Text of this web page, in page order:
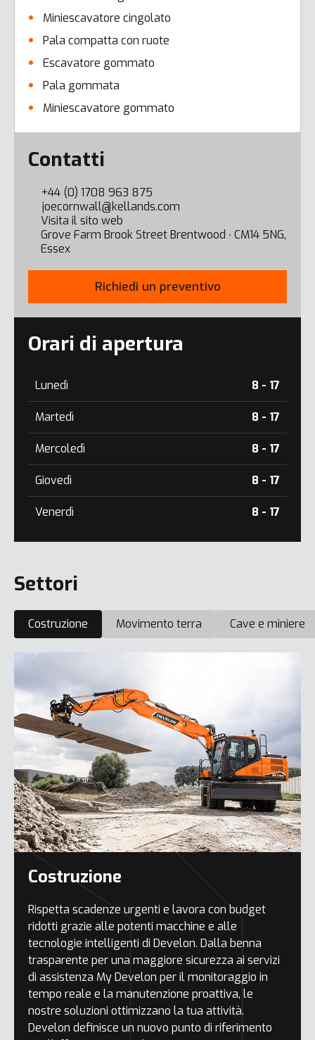
Miniescavatore cingolato
Pala compatta con ruote
Escavatore gommato
Pala gommata
Miniescavatore gommato
Error here
Contatti
+44 (0) 1708 963 875
joecornwall@kellands.com
Visita il sito web
Grove Farm Brook Street Brentwood ∙ CM14 5NG,
Essex
Richiedi un preventivo
Orari di apertura
Lunedì 8 - 17
Martedì 8 - 17
Mercoledì 8 - 17
Giovedì 8 - 17
Venerdì 8 - 17
Settori
Costruzione Movimento terra Cave e miniere
Costruzione
Rispetta scadenze urgenti e lavora con budget
ridotti grazie alle potenti macchine e alle
tecnologie intelligenti di Develon. Dalla benna
trasparente per una maggiore sicurezza ai servizi
di assistenza My Develon per il monitoraggio in
tempo reale e la manutenzione proattiva, le
nostre soluzioni ottimizzano la tua attività.
Develon definisce un nuovo punto di riferimento